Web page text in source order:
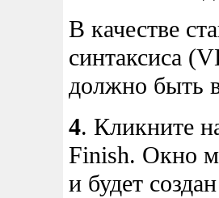
В качестве
синтаксиса
должно быть
4. Кликните
Finish. Окно
и будет